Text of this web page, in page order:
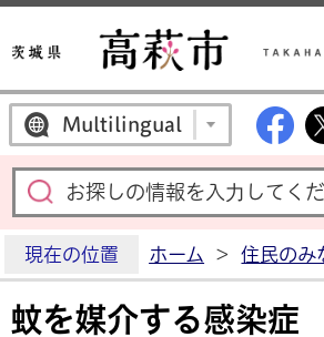
Multilingual
現在の位置 ホーム > 住民のみ
蚊を媒介する感染症